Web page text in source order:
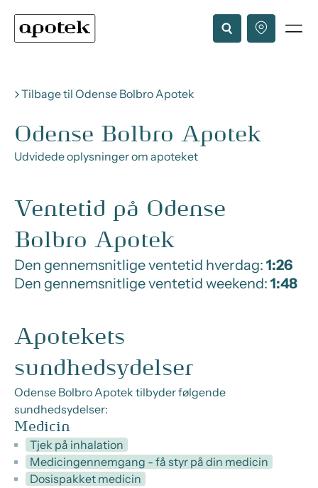
Tilbage til Odense Bolbro Apotek
Odense Bolbro Apotek
Udvidede oplysninger om apoteket
Ventetid på Odense
Bolbro Apotek
Den gennemsnitlige ventetid hverdag: 1:26
Den gennemsnitlige ventetid weekend: 1:48
Apotekets
sundhedsydelser
Odense Bolbro Apotek tilbyder følgende
sundhedsydelser:
Medicin
Tjek på inhalation
Medicingennemgang - få styr på din medicin
Dosispakket medicin